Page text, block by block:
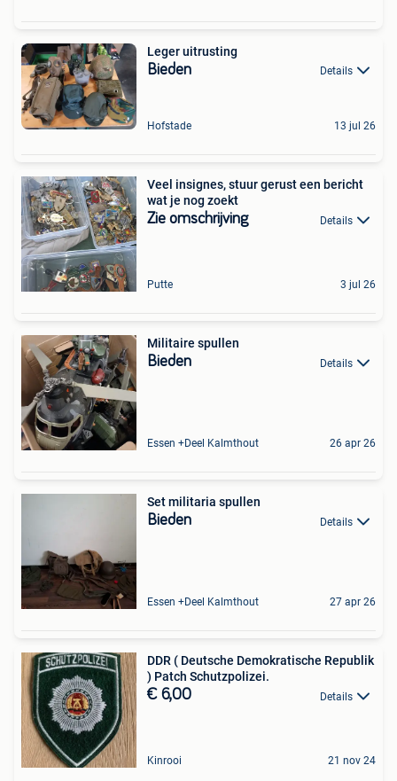
Leger uitrusting
Bieden Details
Hofstade 13 jul 26
Veel insignes, stuur gerust een bericht
wat je nog zoekt
Zie omschrijving Details
Putte 3 jul 26
Militaire spullen
Bieden Details
Essen +Deel Kalmthout 26 apr 26
Set militaria spullen
Bieden Details
Essen +Deel Kalmthout 27 apr 26
DDR ( Deutsche Demokratische Republik
) Patch Schutzpolizei.
€ 6,00 Details
Kinrooi 21 nov 24